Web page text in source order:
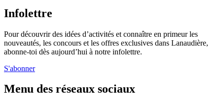
Infolettre
Pour découvrir des idées d’activités et connaître en primeur les
nouveautés, les concours et les offres exclusives dans Lanaudière,
abonne-toi dès aujourd’hui à notre infolettre.
S'abonner
Menu des réseaux sociaux